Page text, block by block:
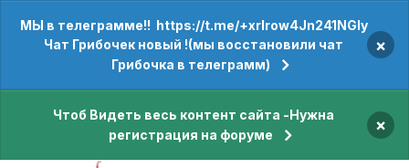
МЫ в телеграмме!! https://t.me/+xrIrow4Jn241NGIy
Чат Грибочек новый !(мы восстановили чат
Грибочка в телеграмм)
×
Чтоб Видеть весь контент сайта -Нужна
регистрация на форуме
×